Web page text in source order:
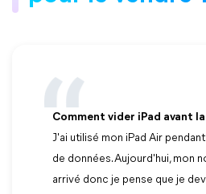
Comment vider iPad avant
J'ai utilisé mon iPad Air
de données. Aujourd'hui, mon
arrivé donc je pense que je